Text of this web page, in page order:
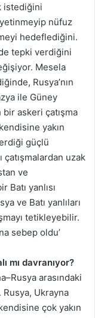
istediğini
nüfuz
hedeflediğini.
tepki verdiğini
Mesela
Rusya’nın
ile Güney
askeri çatışma
yakın
güçlü
uzak
ve
Batı yanlısı
ve Batı yanlıları
tetikleyebilir.
sebep oldu’
mı davranıyor?
arasındaki
Ukrayna
çok yakın